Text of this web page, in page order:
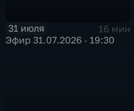
31 июля
16 мин
Эфир 31.07.2026 · 19:30